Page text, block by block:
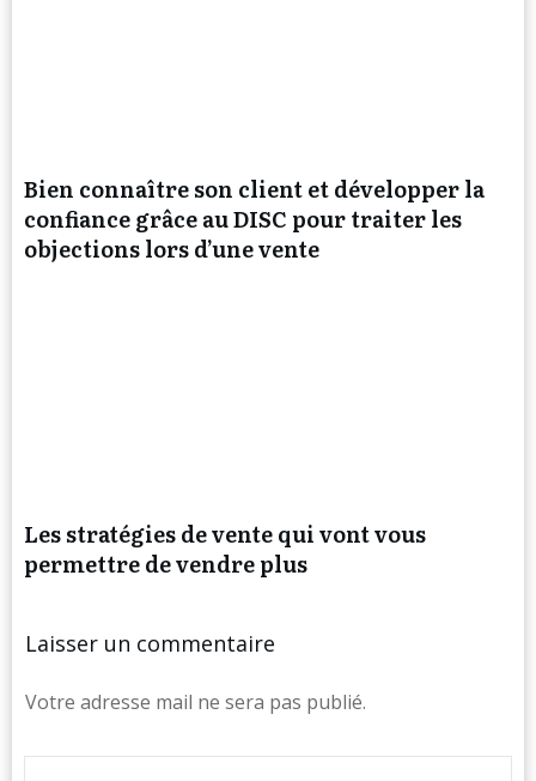
Bien connaître son client et développer la
confiance grâce au DISC pour traiter les
objections lors d’une vente
Les stratégies de vente qui vont vous
permettre de vendre plus
Laisser un commentaire
Votre adresse mail ne sera pas publié.